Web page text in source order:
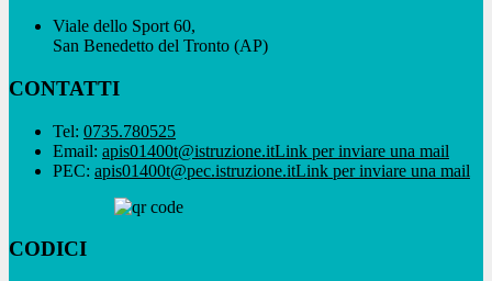
Viale dello Sport 60,
San Benedetto del Tronto (AP)
CONTATTI
Tel: 0735.780525
Email: apis01400t@istruzione.itLink per inviare una mail
PEC: apis01400t@pec.istruzione.itLink per inviare una mail
CODICI